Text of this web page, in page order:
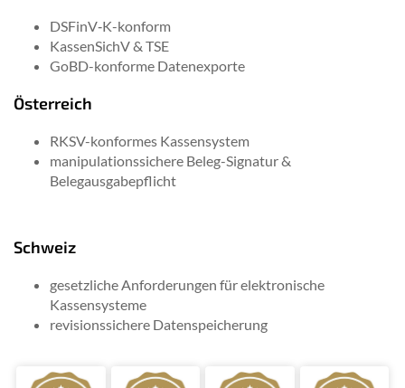
DSFinV‑K-konform
KassenSichV & TSE
GoBD-konforme Datenexporte
Österreich
RKSV-konformes Kassensystem
manipulationssichere Beleg-Signatur &
Belegausgabepflicht
Schweiz
gesetzliche Anforderungen für elektronische
Kassensysteme
revisionssichere Datenspeicherung